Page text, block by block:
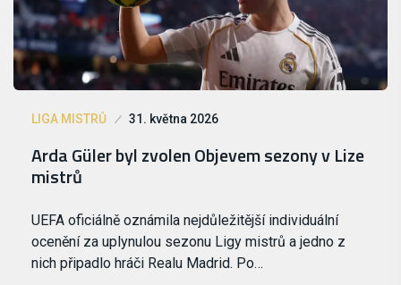
LIGA MISTRŮ 31. května 2026
Arda Güler byl zvolen Objevem sezony v Lize
mistrů
UEFA oficiálně oznámila nejdůležitější individuální
ocenění za uplynulou sezonu Ligy mistrů a jedno z
nich připadlo hráči Realu Madrid. Po…